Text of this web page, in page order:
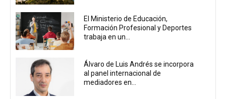
El Ministerio de Educación,
Formación Profesional y Deportes
trabaja en un...
Álvaro de Luis Andrés se incorpora
al panel internacional de
mediadores en...